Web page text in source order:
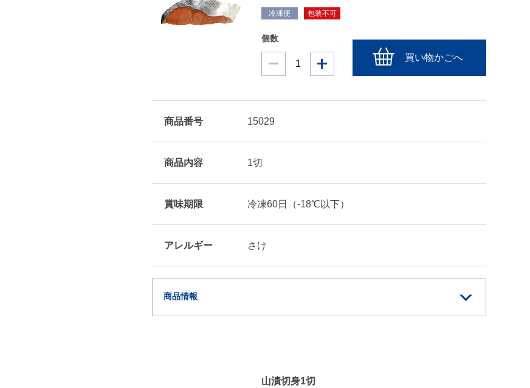
冷凍便 包装不可
個数
買い物かごへ
商品番号 15029
商品内容 1切
賞味期限 冷凍60日（-18℃以下）
アレルギー さけ
商品情報
山漬切身1切